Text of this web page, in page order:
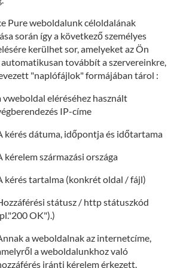
Pure weboldalunk céloldalának
során így a következő személyes
kerülhet sor, amelyeket az Ön
automatikusan továbbít a szervereinkre,
"naplófájlok" formájában tárol :
vweboldal eléréséhez használt
IP-címe
kérés dátuma, időpontja és időtartama
kérelem származási országa
kérés tartalma (konkrét oldal / fájl)
státusz / http státuszkód
OK").)
a weboldalnak az internetcíme,
a weboldalunkhoz való
iránti kérelem érkezett.